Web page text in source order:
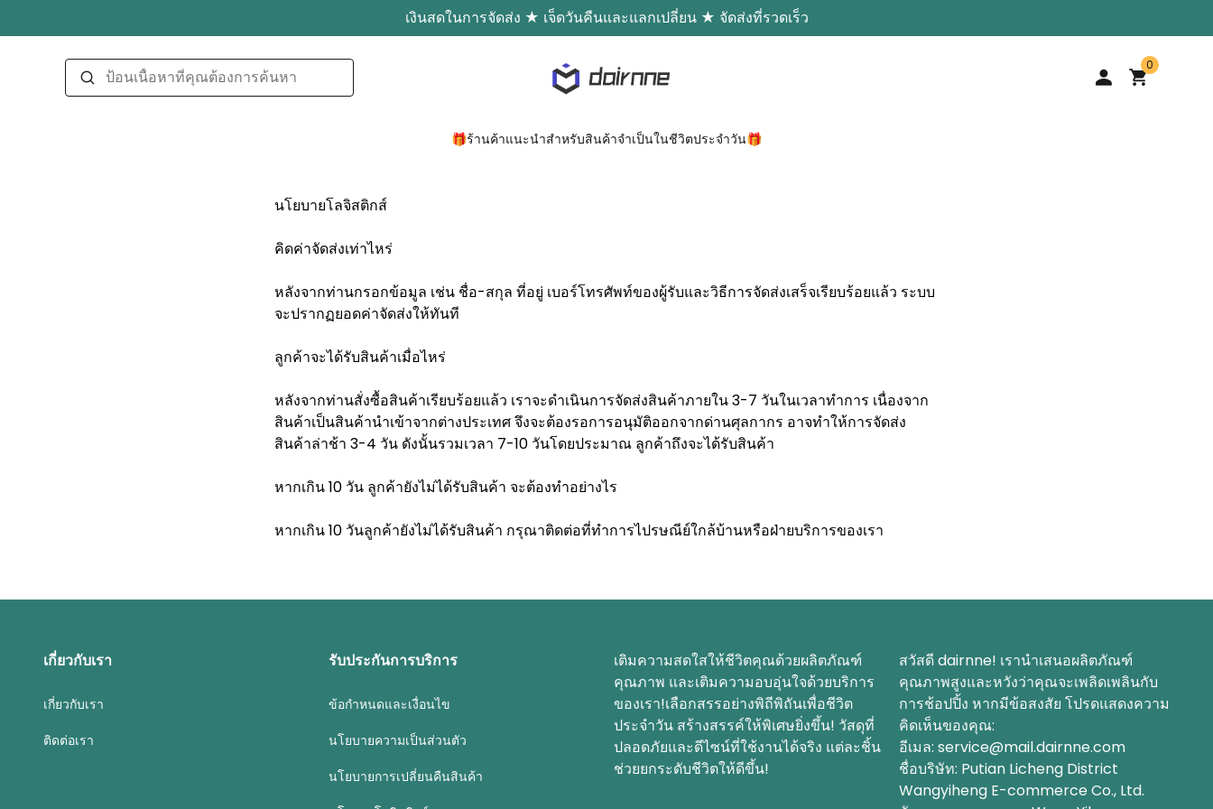
เงินสดในการจัดส่ง ★ เจ็ดวันคืนและแลกเปลี่ยน ★ จัดส่งที่รวดเร็ว
0
🎁ร้านค้าแนะนำสำหรับสินค้าจำเป็นในชีวิตประจำวัน🎁
นโยบายโลจิสติกส์
คิดค่าจัดส่งเท่าไหร่
หลังจากท่านกรอกข้อมูล เช่น ชื่อ-สกุล ที่อยู่ เบอร์โทรศัพท์ของผู้รับและวิธีการจัดส่งเสร็จเรียบร้อยแล้ว ระบบ
จะปรากฏยอดค่าจัดส่งให้ทันที
ลูกค้าจะได้รับสินค้าเมื่อไหร่
หลังจากท่านสั่งซื้อสินค้าเรียบร้อยแล้ว เราจะดำเนินการจัดส่งสินค้าภายใน 3-7 วันในเวลาทำการ เนื่องจาก
สินค้าเป็นสินค้านำเข้าจากต่างประเทศ จึงจะต้องรอการอนุมัติออกจากด่านศุลกากร อาจทำให้การจัดส่ง
สินค้าล่าช้า 3-4 วัน ดังนั้นรวมเวลา 7-10 วันโดยประมาณ ลูกค้าถึงจะได้รับสินค้า
หากเกิน 10 วัน ลูกค้ายังไม่ได้รับสินค้า จะต้องทำอย่างไร
หากเกิน 10 วันลูกค้ายังไม่ได้รับสินค้า กรุณาติดต่อที่ทำการไปรษณีย์ใกล้บ้านหรือฝ่ายบริการของเรา
เกี่ยวกับเรา
เกี่ยวกับเรา
ติดต่อเรา
รับประกันการบริการ
ข้อกำหนดและเงื่อนไข
นโยบายความเป็นส่วนตัว
นโยบายการเปลี่ยนคืนสินค้า
เติมความสดใสให้ชีวิตคุณด้วยผลิตภัณฑ์
คุณภาพ และเติมความอบอุ่นใจด้วยบริการ
ของเรา!เลือกสรรอย่างพิถีพิถันเพื่อชีวิต
ประจำวัน สร้างสรรค์ให้พิเศษยิ่งขึ้น! วัสดุที่
ปลอดภัยและดีไซน์ที่ใช้งานได้จริง แต่ละชิ้น
ช่วยยกระดับชีวิตให้ดีขึ้น!
สวัสดี dairnne! เรานำเสนอผลิตภัณฑ์
คุณภาพสูงและหวังว่าคุณจะเพลิดเพลินกับ
การช้อปปิ้ง หากมีข้อสงสัย โปรดแสดงความ
คิดเห็นของคุณ:
อีเมล: service@mail.dairnne.com
ชื่อบริษัท: Putian Licheng District
Wangyiheng E-commerce Co., Ltd.